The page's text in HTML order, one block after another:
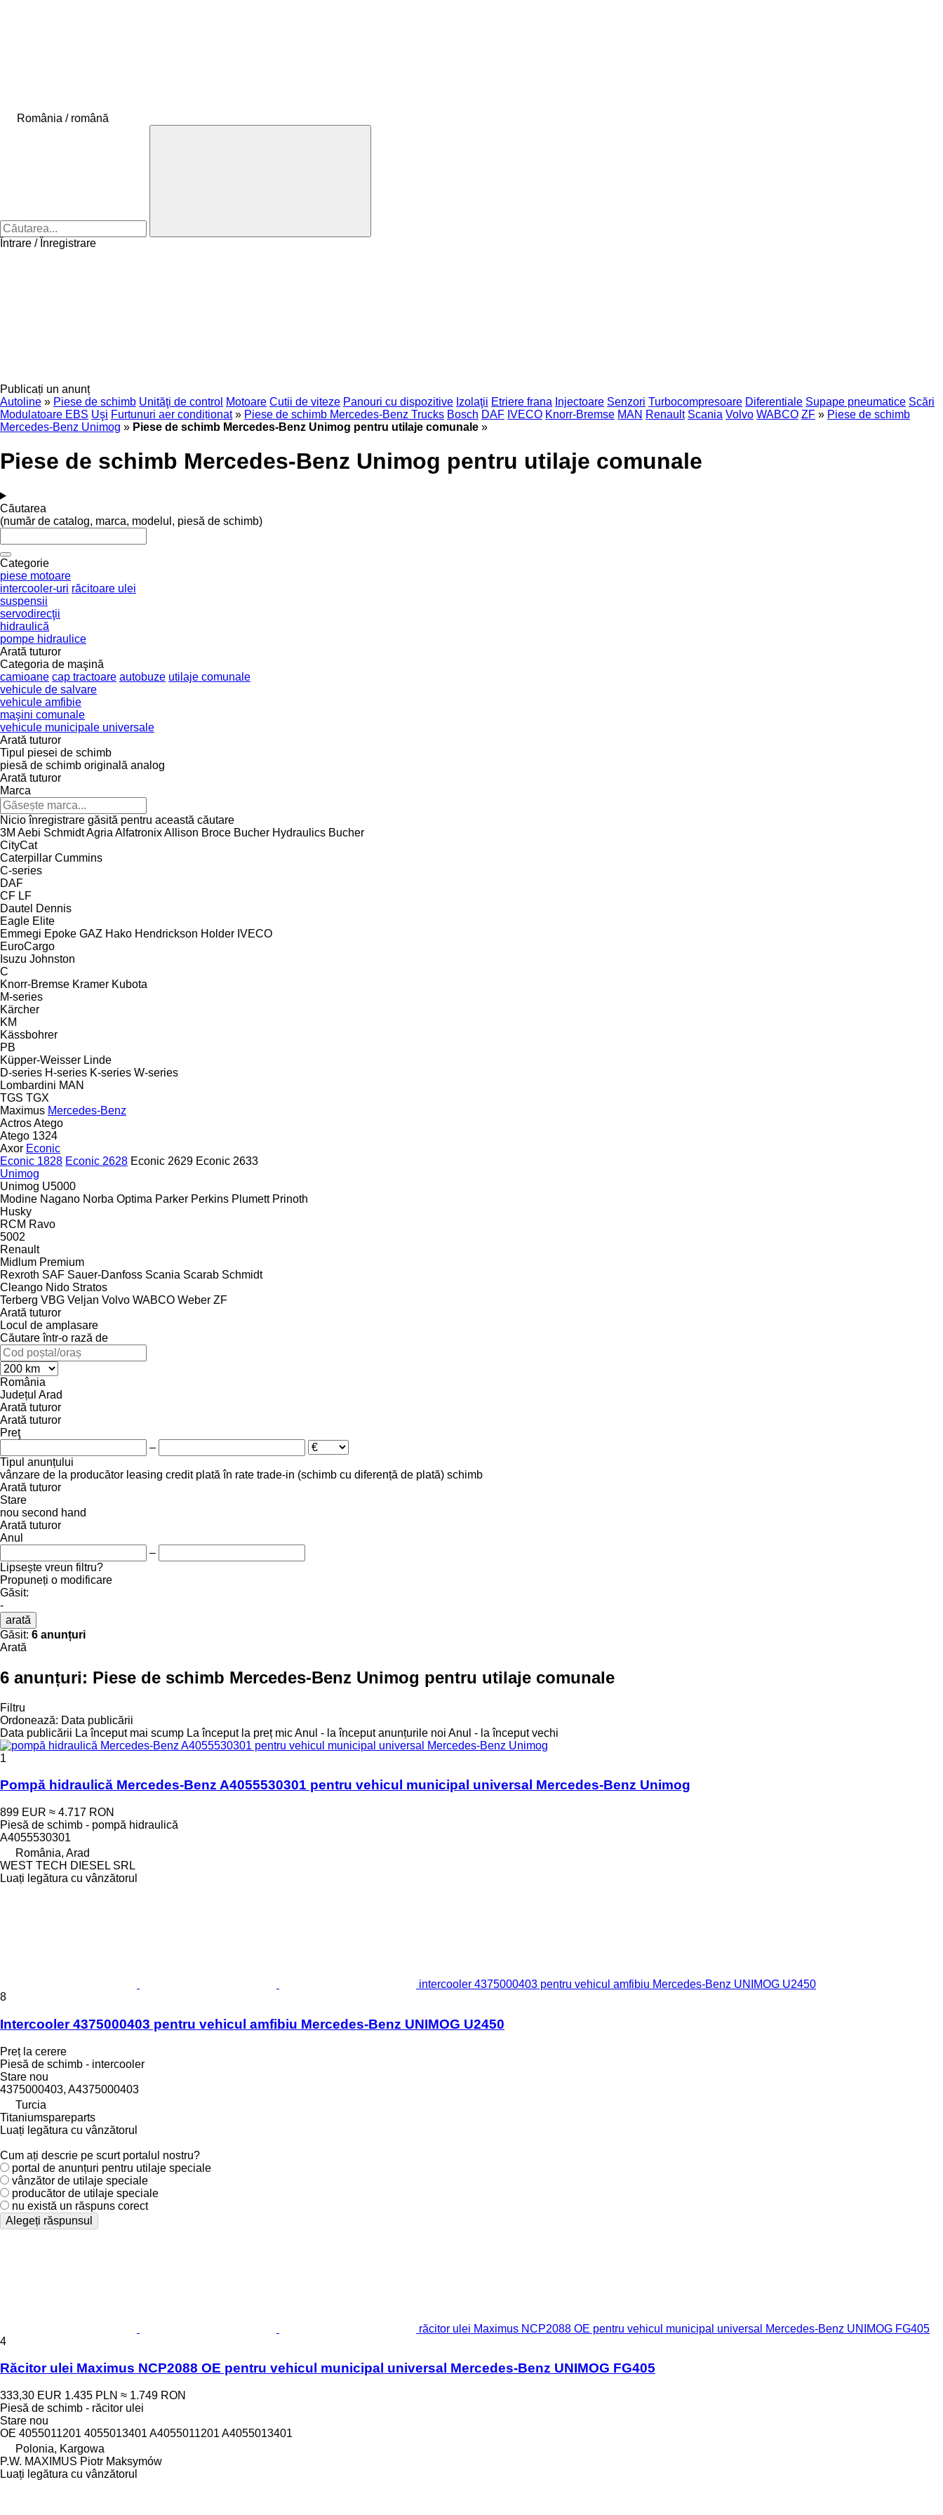
România / română
Întrare / Înregistrare
Publicați un anunț
Autoline » Piese de schimb Unităţi de control Motoare Cutii de viteze Panouri cu dispozitive Izolaţii Etriere frana Injectoare Senzori Turbocompresoare Diferentiale Supape pneumatice Scări
Modulatoare EBS Uşi Furtunuri aer condiționat » Piese de schimb Mercedes-Benz Trucks Bosch DAF IVECO Knorr-Bremse MAN Renault Scania Volvo WABCO ZF » Piese de schimb
Mercedes-Benz Unimog » Piese de schimb Mercedes-Benz Unimog pentru utilaje comunale »
Piese de schimb Mercedes-Benz Unimog pentru utilaje comunale
Căutarea
(număr de catalog, marca, modelul, piesă de schimb)
Categorie
piese motoare
intercooler-uri răcitoare ulei
suspensii
servodirecţii
hidraulică
pompe hidraulice
Arată tuturor
Categoria de maşină
camioane cap tractoare autobuze utilaje comunale
vehicule de salvare
vehicule amfibie
maşini comunale
vehicule municipale universale
Arată tuturor
Tipul piesei de schimb
piesă de schimb originală analog
Arată tuturor
Marca
Nicio înregistrare găsită pentru această căutare
3M Aebi SchmidtAgria AlfatronixAllison Broce Bucher Hydraulics Bucher
CityCat
Caterpillar Cummins
C-series
DAF
CF LF
Dautel Dennis
Eagle Elite
Emmegi Epoke GAZ Hako Hendrickson Holder IVECO
EuroCargo
Isuzu Johnston
C
Knorr-Bremse Kramer Kubota
M-series
Kärcher
KM
Kässbohrer
PB
Küpper-Weisser Linde
D-series H-series K-series W-series
Lombardini MAN
TGS TGX
Maximus Mercedes-Benz
ActrosAtego
Atego 1324
Axor Econic
Econic 1828 Econic 2628 Econic 2629 Econic 2633
Unimog
Unimog U5000
Modine Nagano Norba Optima Parker Perkins Plumett Prinoth
Husky
RCM Ravo
5002
Renault
Midlum Premium
Rexroth SAF Sauer-Danfoss Scania Scarab Schmidt
Cleango Nido Stratos
Terberg VBG Veljan Volvo WABCO Weber ZF
Arată tuturor
Locul de amplasare
Căutare într-o rază de
România
Județul Arad
Arată tuturor
Arată tuturor
Preţ
–
Tipul anunțului
vânzare de la producător leasing credit plată în rate trade-in (schimb cu diferență de plată) schimb
Arată tuturor
Stare
nou second hand
Arată tuturor
Anul
–
Lipsește vreun filtru?
Propuneți o modificare
Găsit:
-
arată
Găsit: 6 anunțuri
Arată
6 anunțuri: Piese de schimb Mercedes-Benz Unimog pentru utilaje comunale
Filtru
Ordonează: Data publicării
Data publicării La început mai scump La început la preț micAnul - la început anunțurile noi Anul - la început vechi
1
Pompă hidraulică Mercedes-Benz A4055530301 pentru vehicul municipal universal Mercedes-Benz Unimog
899 EUR ≈ 4.717 RON
Piesă de schimb - pompă hidraulică
A4055530301
România, Arad
WEST TECH DIESEL SRL
Luați legătura cu vânzătorul
intercooler 4375000403 pentru vehicul amfibiu Mercedes-Benz UNIMOG U2450
8
Intercooler 4375000403 pentru vehicul amfibiu Mercedes-Benz UNIMOG U2450
Preț la cerere
Piesă de schimb - intercooler
Stare nou
4375000403, A4375000403
Turcia
Titaniumspareparts
Luați legătura cu vânzătorul
Cum ați descrie pe scurt portalul nostru?
portal de anunțuri pentru utilaje speciale
vânzător de utilaje speciale
producător de utilaje speciale
nu există un răspuns corect
Alegeți răspunsul
răcitor ulei Maximus NCP2088 OE pentru vehicul municipal universal Mercedes-Benz UNIMOG FG405
4
Răcitor ulei Maximus NCP2088 OE pentru vehicul municipal universal Mercedes-Benz UNIMOG FG405
333,30 EUR 1.435 PLN ≈ 1.749 RON
Piesă de schimb - răcitor ulei
Stare nou
OE 4055011201 4055013401 A4055011201 A4055013401
Polonia, Kargowa
P.W. MAXIMUS Piotr Maksymów
Luați legătura cu vânzătorul